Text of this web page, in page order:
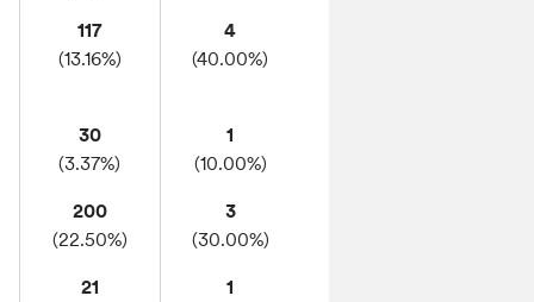
117
(13.16%)
4
(40.00%)
30
(3.37%)
1
(10.00%)
200
(22.50%)
3
(30.00%)
21
1